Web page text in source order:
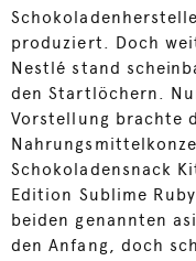
produziert. Doch
Nestlé stand
den Startlöchern.
Vorstellung brachte
Schokoladensnack
Edition Sublime
beiden genannten
den Anfang, doch